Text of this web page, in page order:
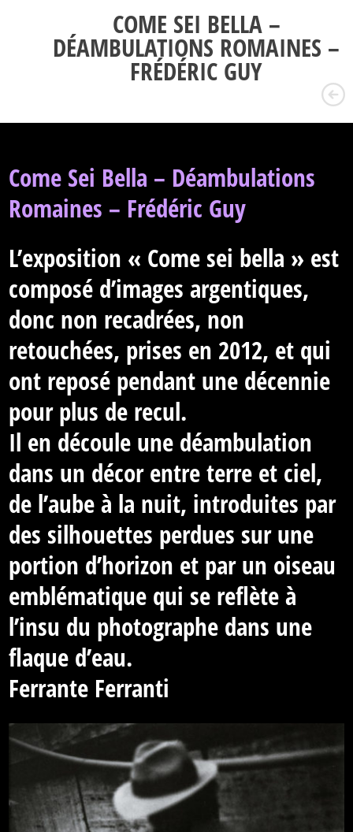
COME SEI BELLA –
DÉAMBULATIONS ROMAINES –
FRÉDÉRIC GUY
Come Sei Bella – Déambulations
Romaines – Frédéric Guy
L’exposition « Come sei bella » est
composé d’images argentiques,
donc non recadrées, non
retouchées, prises en 2012, et qui
ont reposé pendant une décennie
pour plus de recul.
Il en découle une déambulation
dans un décor entre terre et ciel,
de l’aube à la nuit, introduites par
des silhouettes perdues sur une
portion d’horizon et par un oiseau
emblématique qui se reflète à
l’insu du photographe dans une
flaque d’eau.
Ferrante Ferranti